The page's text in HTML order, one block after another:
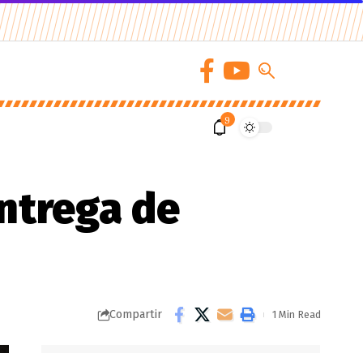
9
de
Compartir 1 Min Read